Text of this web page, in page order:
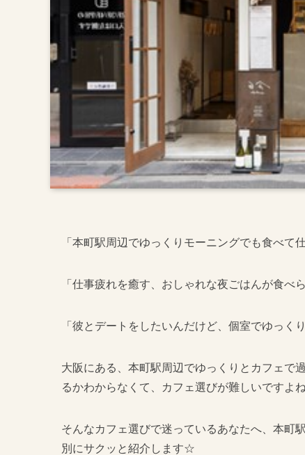
「本町駅周辺でゆっくりモーニングでも食べて
「仕事疲れを癒す、おしゃれな夜ごはんが食べ
「彼とデートをしたいんだけど、個室でゆっく
大阪にある、本町駅周辺でゆっくりとカフェで
るかわからなくて、カフェ選びが難しいですよ
そんなカフェ選びで迷っているあなたへ、本町
別にサクッと紹介します☆